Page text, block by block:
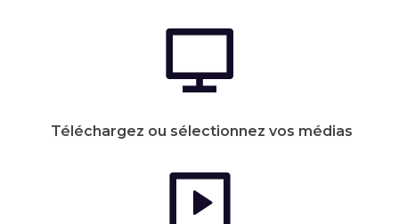
Téléchargez ou sélectionnez vos médias